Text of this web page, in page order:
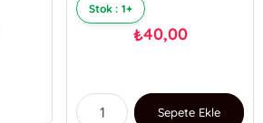
Stok : 1+
₺40,00
Sepete Ekle